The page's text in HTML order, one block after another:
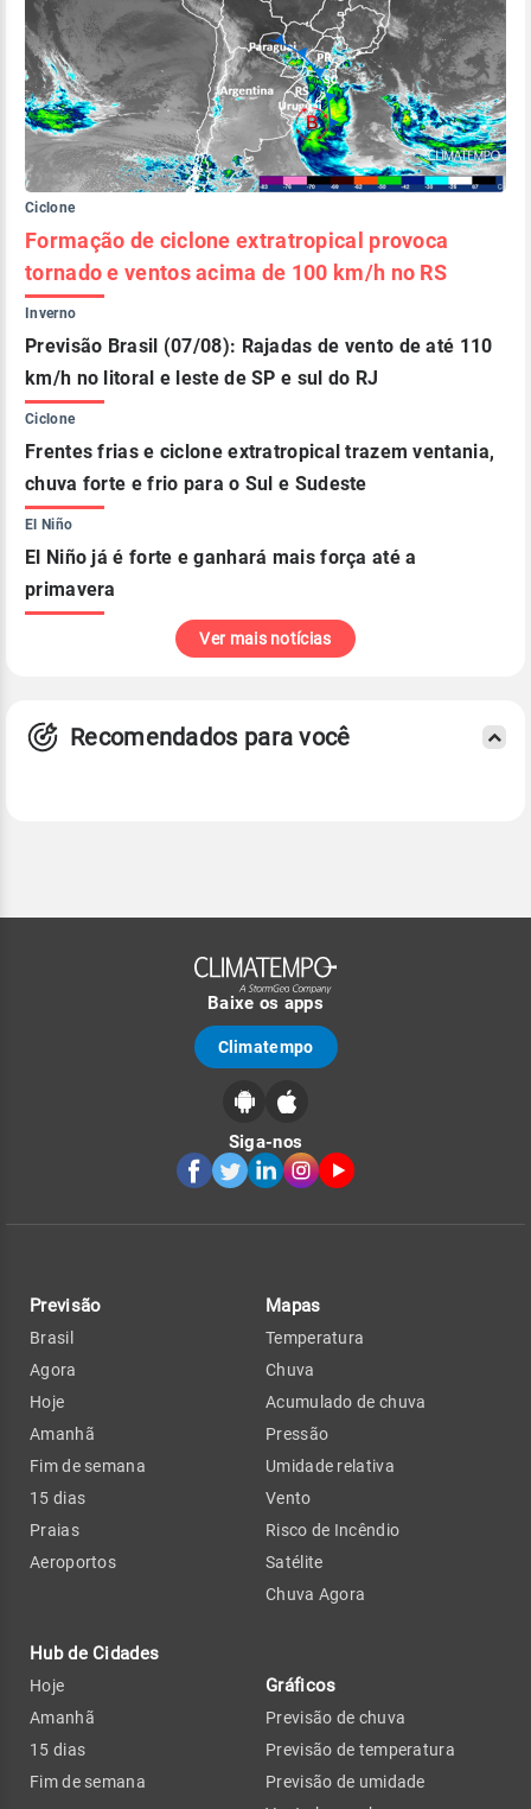
Ciclone
Formação de ciclone extratropical provoca
tornado e ventos acima de 100 km/h no RS
Inverno
Previsão Brasil (07/08): Rajadas de vento de até 110
km/h no litoral e leste de SP e sul do RJ
Ciclone
Frentes frias e ciclone extratropical trazem ventania,
chuva forte e frio para o Sul e Sudeste
El Niño
El Niño já é forte e ganhará mais força até a
primavera
Ver mais notícias
Recomendados para você
Baixe os apps
Climatempo
Siga-nos
Previsão
Brasil
Agora
Hoje
Amanhã
Fim de semana
15 dias
Praias
Aeroportos
Hub de Cidades
Hoje
Amanhã
15 dias
Fim de semana
Mapas
Temperatura
Chuva
Acumulado de chuva
Pressão
Umidade relativa
Vento
Risco de Incêndio
Satélite
Chuva Agora
Gráficos
Previsão de chuva
Previsão de temperatura
Previsão de umidade